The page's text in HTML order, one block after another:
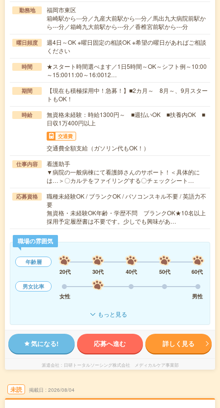
勤務地
福岡市東区
箱崎駅から---分／九産大前駅から---分／馬出九大病院前駅か
ら---分／箱崎九大前駅から---分／香椎宮前駅から---分
曜日頻度
週4日～OK ※曜日固定の相談OK ※希望の曜日があればご相談
ください
時間
★スタート時間選べます／1日5時間～OK～シフト例～10:00
～15:0011:00～16:0012…
期間
【現在も積極採用中！急募！】■2カ月～ 8月～、9月スター
トもOK！
時給
無資格未経験：時給1300円～ ■週払いOK ■扶養内OK ■
日収1万400円以上
交通費
交通費全額支給（ガソリン代もOK！）
仕事内容
看護助手
▼病院の一般病棟にて看護師さんのサポート！＜具体的に
は…＞〇カルテをファイリングする〇チェックシート…
応募資格
職種未経験OK / ブランクOK / パソコンスキル不要 / 英語力不
要
無資格・未経験OK年齢・学歴不問 ブランクOK★10名以上
採用予定履歴書は不要です。少しでも興味があ…
職場の雰囲気
年齢層
20代
30代 40代 50代
60代
男女比率
女性
男性
もっと見る
気になる! 応募へ進む 詳しく見る
派遣会社 日研トータルソーシング株式会社 メディカルケア事業部
未読 掲載日 2026/08/04